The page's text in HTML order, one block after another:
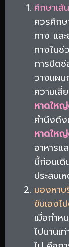
ศึกษาเส้
ควรศึกษ
ทาง แล
ทางในช่
การปิดช่
วางแผน
ความเ
หาดให
คำนึงถึ
หาดให
อาหารแ
นี้ก่อนเ
ประสบเ
มองหาบ
ขับเองไ
เมื่อกำห
ไปนานเ